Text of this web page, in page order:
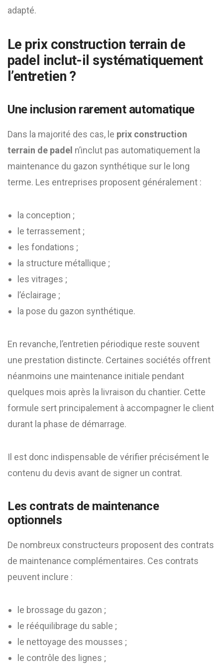
adapté.
Le prix construction terrain de
padel inclut-il systématiquement
l’entretien ?
Une inclusion rarement automatique
Dans la majorité des cas, le prix construction
terrain de padel n’inclut pas automatiquement la
maintenance du gazon synthétique sur le long
terme. Les entreprises proposent généralement :
la conception ;
le terrassement ;
les fondations ;
la structure métallique ;
les vitrages ;
l’éclairage ;
la pose du gazon synthétique.
En revanche, l’entretien périodique reste souvent
une prestation distincte. Certaines sociétés offrent
néanmoins une maintenance initiale pendant
quelques mois après la livraison du chantier. Cette
formule sert principalement à accompagner le client
durant la phase de démarrage.
Il est donc indispensable de vérifier précisément le
contenu du devis avant de signer un contrat.
Les contrats de maintenance
optionnels
De nombreux constructeurs proposent des contrats
de maintenance complémentaires. Ces contrats
peuvent inclure :
le brossage du gazon ;
le rééquilibrage du sable ;
le nettoyage des mousses ;
le contrôle des lignes ;